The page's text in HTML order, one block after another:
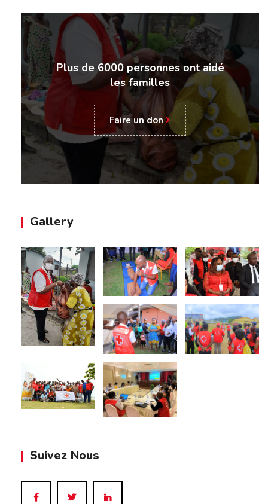
Plus de 6000 personnes ont aidé
les familles
Faire un don
Gallery
Suivez Nous